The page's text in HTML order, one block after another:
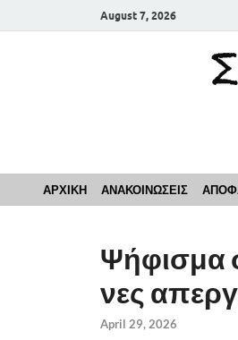
August 7, 2026
ΑΡΧΙΚΗ ΑΝΑΚΟΙΝΩΣΕΙΣ
Ψήφισμα
νες
April 29, 2026